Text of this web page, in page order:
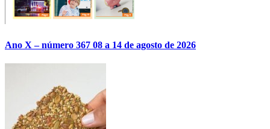
Ano X – número 367 08 a 14 de agosto de 2026